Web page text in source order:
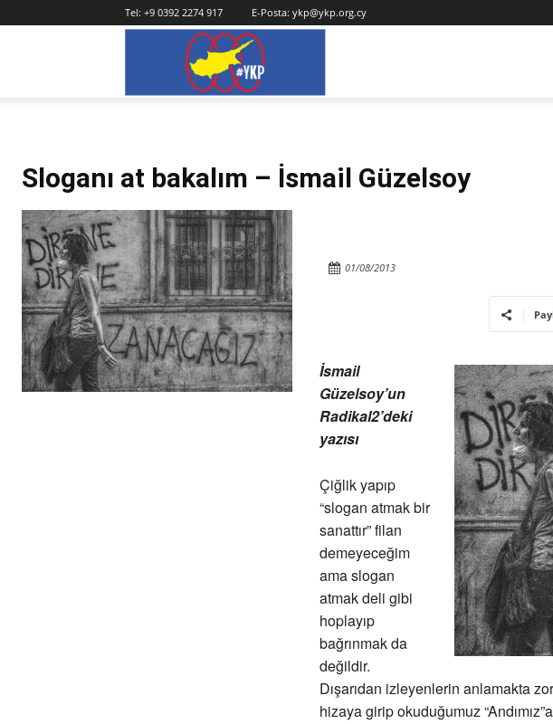
Tel: +9 0392 2274 917 E-Posta: ykp@ykp.org.cy
Sloganı at bakalım – İsmail Güzelsoy
01/08/2013
İsmail
Güzelsoy’un
Radikal2’deki
yazısı
Çiğlik yapıp
“slogan atmak bir
sanattır” filan
demeyeceğim
ama slogan
atmak deli gibi
hoplayıp
bağrınmak da
değildir.
Dışarıdan izleyenlerin anlamakta
hizaya girip okuduğumuz